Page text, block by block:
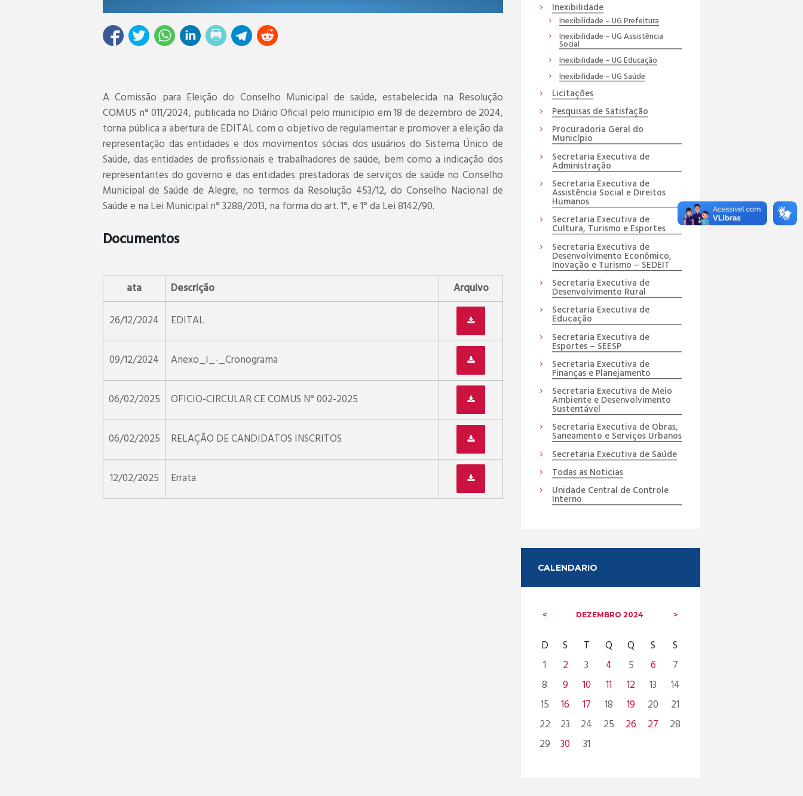
A Comissão para Eleição do Conselho Municipal de saúde, estabelecida na Resolução
COMUS n° 011/2024, publicada no Diário Oficial pelo município em 18 de dezembro de 2024,
torna pública a abertura de EDITAL com o objetivo de regulamentar e promover a eleição da
representação das entidades e dos movimentos sócias dos usuários do Sistema Único de
Saúde, das entidades de profissionais e trabalhadores de saúde, bem como a indicação dos
representantes do governo e das entidades prestadoras de serviços de saúde no Conselho
Municipal de Saúde de Alegre, no termos da Resolução 453/12, do Conselho Nacional de
Saúde e na Lei Municipal n° 3288/2013, na forma do art. 1°, e 1° da Lei 8142/90.
Documentos
ata Descrição
Arquivo
26/12/2024
EDITAL
09/12/2024 Anexo_I_-_Cronograma
06/02/2025 OFICIO-CIRCULAR CE COMUS N° 002-2025
06/02/2025 RELAÇÃO DE CANDIDATOS INSCRITOS
12/02/2025 Errata
Inexibilidade
Inexibilidade – UG Prefeitura
Inexibilidade – UG Assistência
Social
Inexibilidade – UG Educação
Inexibilidade – UG Saúde
Licitações
Pesquisas de Satisfação
Procuradoria Geral do
Município
Secretaria Executiva de
Administração
Secretaria Executiva de
Assistência Social e Direitos
Humanos
Secretaria Executiva de
Cultura, Turismo e Esportes
Secretaria Executiva de
Desenvolvimento Econômico,
Inovação e Turismo – SEDEIT
Secretaria Executiva de
Desenvolvimento Rural
Secretaria Executiva de
Educação
Secretaria Executiva de
Esportes – SEESP
Secretaria Executiva de
Finanças e Planejamento
Secretaria Executiva de Meio
Ambiente e Desenvolvimento
Sustentável
Secretaria Executiva de Obras,
Saneamento e Serviços Urbanos
Secretaria Executiva de Saúde
Todas as Noticias
Unidade Central de Controle
Interno
CALENDARIO
DEZEMBRO2024
D S T Q Q S
S
1
2 3 4 5 6
7
8
9 10 11 12 13
14
15
16 17 18 19 20
21
22
23 24 25 26 27
28
29
30 31